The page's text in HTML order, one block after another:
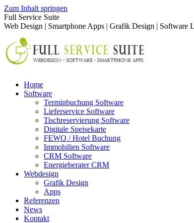
Zum Inhalt springen
Full Service Suite
Web Design | Smartphone Apps | Grafik Design | Software
Home
Software
Terminbuchung Software
Lieferservice Software
Tischreservierung Software
Digitale Speisekarte
FEWO / Hotel Buchung
Immobilien Software
CRM Software
Energieberater CRM
Webdesign
Grafik Design
Apps
Referenzen
News
Kontakt